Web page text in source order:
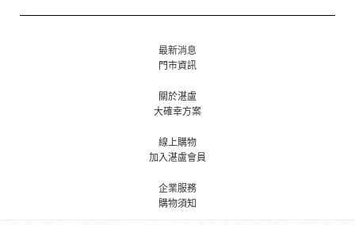
最新消息
門市資訊
關於湛盧
大確幸方案
線上購物
加入湛盧會員
企業服務
購物須知